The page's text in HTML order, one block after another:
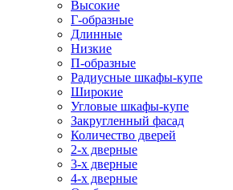
Высокие
Г-образные
Длинные
Низкие
П-образные
Радиусные шкафы-купе
Широкие
Угловые шкафы-купе
Закругленный фасад
Количество дверей
2-х дверные
3-х дверные
4-х дверные